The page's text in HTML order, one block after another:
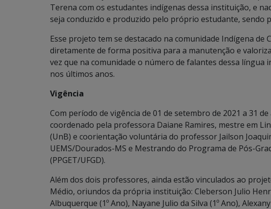
Terena com os estudantes indígenas dessa instituição, e
seja conduzido e produzido pelo próprio estudante,
Esse projeto tem se destacado na comunidade Indígena de
diretamente de forma positiva para a manutenção e
vez que na comunidade o número de falantes dessa língua
nos últimos anos.
Vigência
Com período de vigência de 01 de setembro de 2021 a 31
coordenado pela professora Daiane Ramires, mestre em
(UnB) e coorientação voluntária do professor Jailson
UEMS/Dourados-MS e Mestrando do Programa de Pós-
(PPGET/UFGD).
Além dos dois professores, ainda estão vinculados ao
Médio, oriundos da própria instituição: Cleberson Julio
Albuquerque (1º Ano), Nayane Julio da Silva (1º Ano),